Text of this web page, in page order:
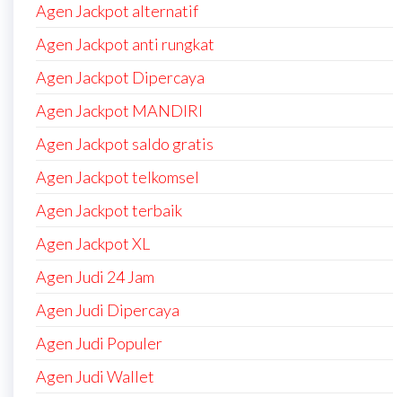
Agen Jackpot alternatif
Agen Jackpot anti rungkat
Agen Jackpot Dipercaya
Agen Jackpot MANDIRI
Agen Jackpot saldo gratis
Agen Jackpot telkomsel
Agen Jackpot terbaik
Agen Jackpot XL
Agen Judi 24 Jam
Agen Judi Dipercaya
Agen Judi Populer
Agen Judi Wallet